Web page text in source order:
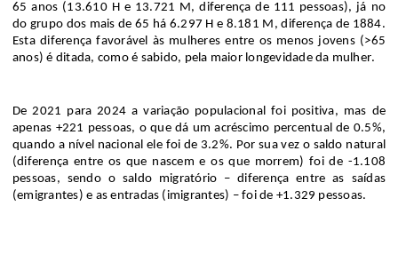
65 anos (13.610 H e 13.721 M, diferença de 111 pessoas), já no
do grupo dos mais de 65 há 6.297 H e 8.181 M, diferença de 1884.
Esta diferença favorável às mulheresentre os menos jovens (>65
anos)é ditada, como é sabido, pela maior longevidade da mulher.
De 2021 para 2024 a variação populacional foi positiva, mas de
apenas +221 pessoas, oque dá um acréscimo percentual de 0.5%,
quando a nível nacionalele foi de 3.2%. Por sua vez o saldo natural
(diferença entre os que nascem e os que morrem) foi de -1.108
pessoas, sendo o saldo migratório – diferença entre as saídas
(emigrantes) e as entradas (imigrantes) –foide +1. 329 pessoas.